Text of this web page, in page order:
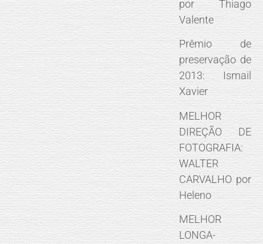
por Thiago
Valente
Prêmio de
preservação de
2013: Ismail
Xavier
MELHOR
DIREÇÃO DE
FOTOGRAFIA:
WALTER
CARVALHO por
Heleno
MELHOR
LONGA-